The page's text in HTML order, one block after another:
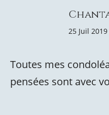
25 Juil
Toutes mes
pensées sont avec